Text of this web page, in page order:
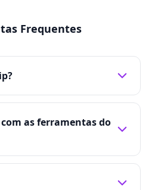
Frequentes
as ferramentas do